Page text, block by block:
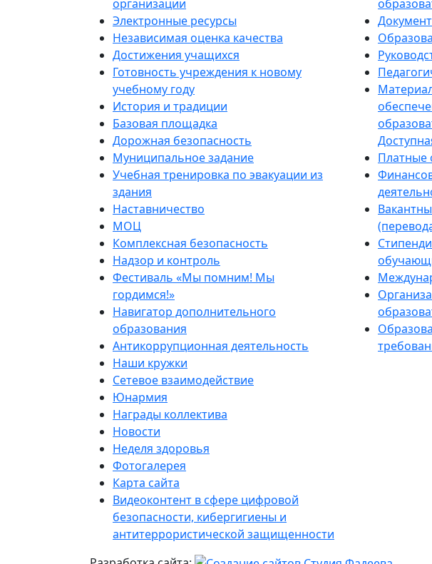
организации
Электронные ресурсы
Независимая оценка качества
Достижения учащихся
Готовность учреждения к новому
учебному году
История и традиции
Базовая площадка
Дорожная безопасность
Муниципальное задание
Учебная тренировка по эвакуации из
здания
Наставничество
МОЦ
Комплексная безопасность
Надзор и контроль
Фестиваль «Мы помним! Мы
гордимся!»
Навигатор дополнительного
образования
Антикоррупционная деятельность
Наши кружки
Сетевое взаимодействие
Юнармия
Награды коллектива
Новости
Неделя здоровья
Фотогалерея
Карта сайта
Видеоконтент в сфере цифровой
безопасности, кибергигиены и
антитеррористической защищенности
Платные